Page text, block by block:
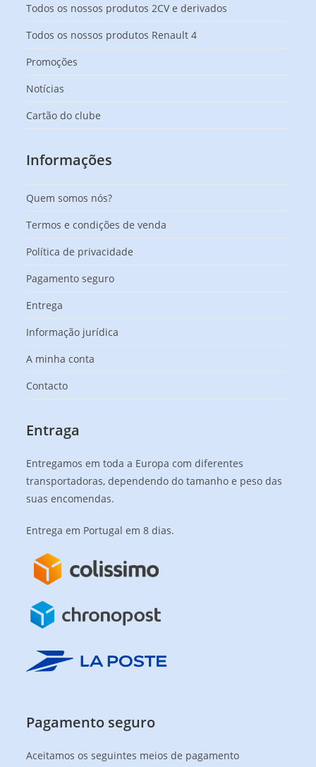
Todos os nossos produtos 2CV e derivados
Todos os nossos produtos Renault 4
Promoções
Notícias
Cartão do clube
Informações
Quem somos nós?
Termos e condições de venda
Política de privacidade
Pagamento seguro
Entrega
Informação jurídica
A minha conta
Contacto
Entraga
Entregamos em toda a Europa com diferentes
transportadoras, dependendo do tamanho e peso das
suas encomendas.
Entrega em Portugal em 8 dias.
Pagamento seguro
Aceitamos os seguintes meios de pagamento